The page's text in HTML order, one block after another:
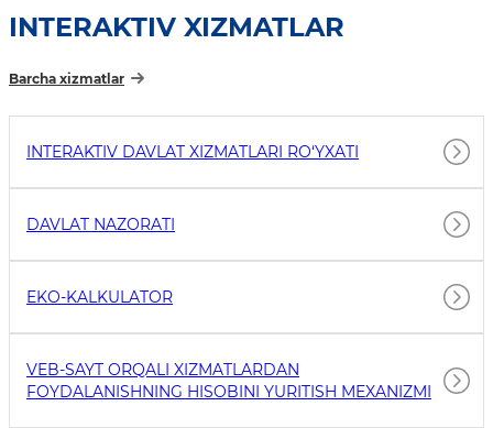
INTERAKTIV XIZMATLAR
Barcha xizmatlar
INTERAKTIV DAVLAT XIZMATLARI RO‘YXATI
DAVLAT NAZORATI
EKO-KALKULATOR
VEB-SAYT ORQALI XIZMATLARDAN
FOYDALANISHNING HISOBINI YURITISH MEXANIZMI